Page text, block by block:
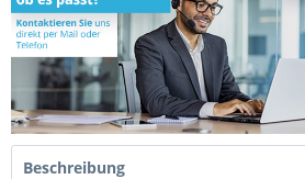
Beschreibung